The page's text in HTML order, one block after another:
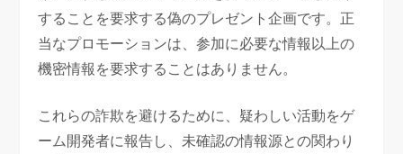
することを要求する偽のプレゼント企画です。正
当なプロモーションは、参加に必要な情報以上の
機密情報を要求することはありません。
これらの詐欺を避けるために、疑わしい活動をゲ
ーム開発者に報告し、未確認の情報源との関わり